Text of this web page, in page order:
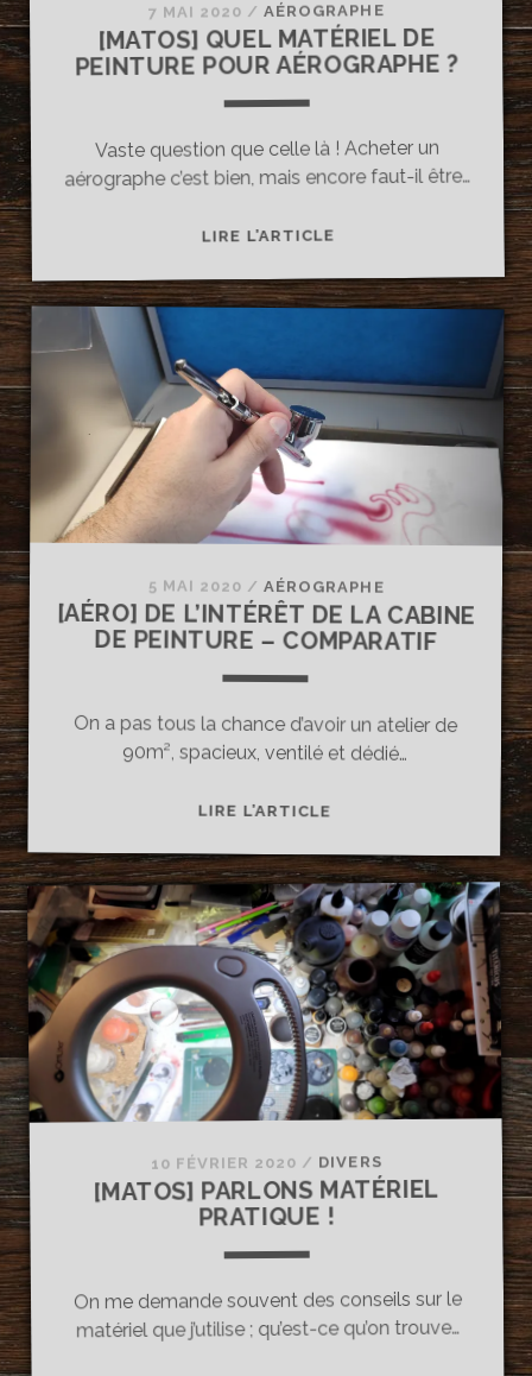
7 MAI 2020 /AÉROGRAPHE
[MATOS] QUEL MATÉRIEL DE
PEINTURE POUR AÉROGRAPHE ?
Vaste question que celle là ! Acheter un
aérographe c’est bien, mais encore faut-il être…
LIRE L’ARTICLE[MATOS]
MATÉRIEL
POUR
AÉROGRAPHE
?
5 MAI 2020 /AÉROGRAPHE
[AÉRO] DE L’INTÉRÊT DE LA CABINE
DE PEINTURE – COMPARATIF
On a pas tous la chance d’avoir un atelier de
90m², spacieux, ventilé et dédié…
LIRE L’ARTICLE[AÉRO]
L’INTÉRÊT
DE
LA
CABINE
DE
PEINTURE
–
COMPARATIF
10 FÉVRIER 2020 / DIVERS
[MATOS] PARLONS MATÉRIEL
PRATIQUE !
On me demande souvent des conseils sur le
matériel que j’utilise ; qu’est-ce qu’on trouve…